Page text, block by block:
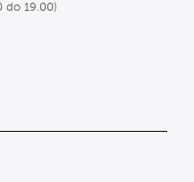
do 19.00)